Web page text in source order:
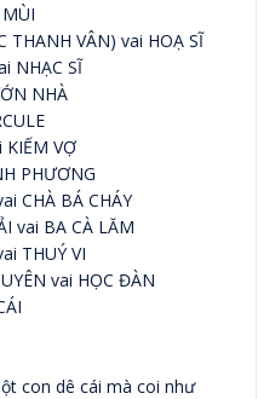
THANH VÂN) vai HOẠ SĨ
NHẠC SĨ
NHÀ
KIẾM VỢ
PHƯƠNG
CHÀ BÁ CHÁY
vai BA CÀ LĂM
THUÝ VI
vai HỌC ĐÀN
con dê cái mà coi như